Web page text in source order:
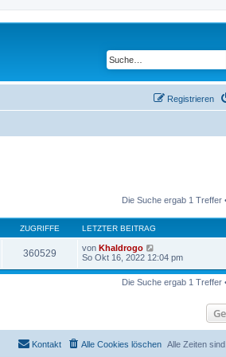
Registrieren
Die Suche ergab 1 Treffer
ZUGRIFFE LETZTER BEITRAG
360529 von Khaldrogo
So Okt 16, 2022 12:04 pm
Die Suche ergab 1 Treffer
Alle Zeiten sind
Alle Cookies löschen
Kontakt